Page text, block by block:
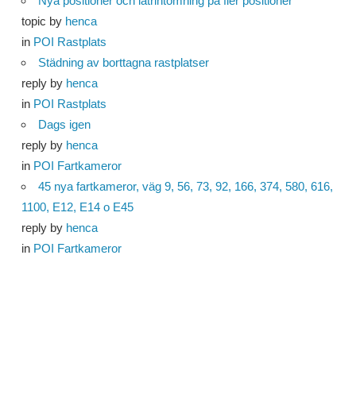
topic by henca
in POI Rastplats
Städning av borttagna rastplatser
reply by henca
in POI Rastplats
Dags igen
reply by henca
in POI Fartkameror
45 nya fartkameror, väg 9, 56, 73, 92, 166, 374, 580, 616,
1100, E12, E14 o E45
reply by henca
in POI Fartkameror